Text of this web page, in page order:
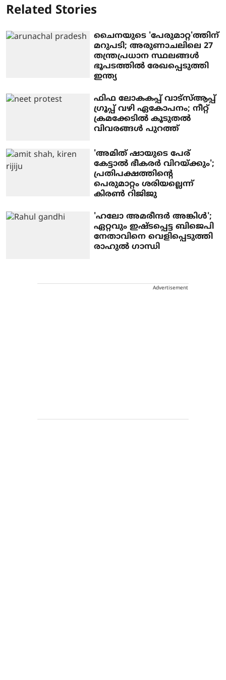
Related Stories
ചൈനയുടെ 'പേരുമാറ്റ'ത്തിന്
മറുപടി; അരുണാചലിലെ 27
തന്ത്രപ്രധാന സ്ഥലങ്ങള്‍
ഭൂപടത്തില്‍ രേഖപ്പെടുത്തി
ഇന്ത്യ
ഫിഫ ലോകകപ്പ് വാട്‌സ്ആപ്പ്
ഗ്രൂപ്പ് വഴി ഏകോപനം; നീറ്റ്
ക്രമക്കേടില്‍ കൂടുതല്‍
വിവരങ്ങള്‍ പുറത്ത്
'അമിത് ഷായുടെ പേര്
കേട്ടാല്‍ ഭീകരര്‍ വിറയ്ക്കും';
പ്രതിപക്ഷത്തിന്റെ
പെരുമാറ്റം ശരിയല്ലെന്ന്
കിരണ്‍ റിജിജു
'ഹലോ അമരീന്ദര്‍ അങ്കിള്‍';
ഏറ്റവും ഇഷ്ടപ്പെട്ട ബിജെപി
നേതാവിനെ വെളിപ്പെടുത്തി
രാഹുല്‍ ഗാന്ധി
Advertisement